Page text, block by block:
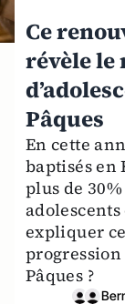
Ce
révèle le
Pâques
En cette
baptisés en
plus de
expliquer
progression
Pâques ?